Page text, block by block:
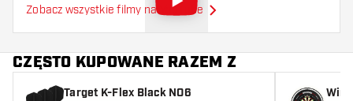
Zobacz wszystkie filmy na YouTube
CZĘSTO KUPOWANE RAZEM Z
Target K-Flex Black NO6